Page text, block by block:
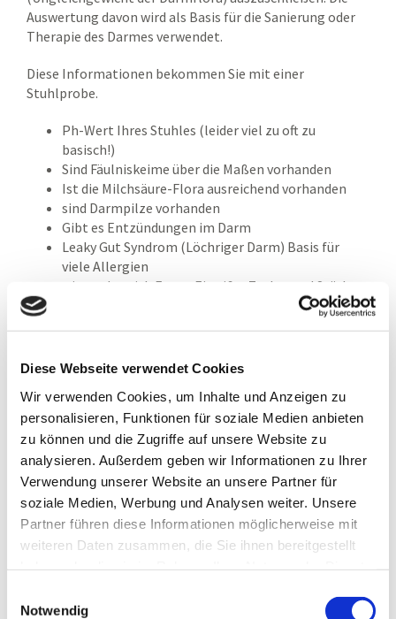
Diese Webseite verwendet Cookies
Wir verwenden Cookies, um Inhalte und Anzeigen zu
personalisieren, Funktionen für soziale Medien anbieten
zu können und die Zugriffe auf unsere Website zu
analysieren. Außerdem geben wir Informationen zu Ihrer
Verwendung unserer Website an unsere Partner für
soziale Medien, Werbung und Analysen weiter. Unsere
Partner führen diese Informationen möglicherweise mit
weiteren Daten zusammen, die Sie ihnen bereitgestellt
Notwendig
Auswertung davon wird als Basis für die Sanierung oder
Therapie des Darmes verwendet.
Diese Informationen bekommen Sie mit einer
Stuhlprobe.
Ph-Wert Ihres Stuhles (leider viel zu oft zu
basisch!)
Sind Fäulniskeime über die Maßen vorhanden
Ist die Milchsäure-Flora ausreichend vorhanden
sind Darmpilze vorhanden
Gibt es Entzündungen im Darm
Leaky Gut Syndrom (Löchriger Darm) Basis für
viele Allergien
wie verdaue ich Fette, Eiweiße, Zucker und Stärke
wie stark ist meine Schleimhautimmunität
ONLINE-TERMINE
Naturheilpraxis
Florian Richter
Pettekoferstr. 10A,
80336 München